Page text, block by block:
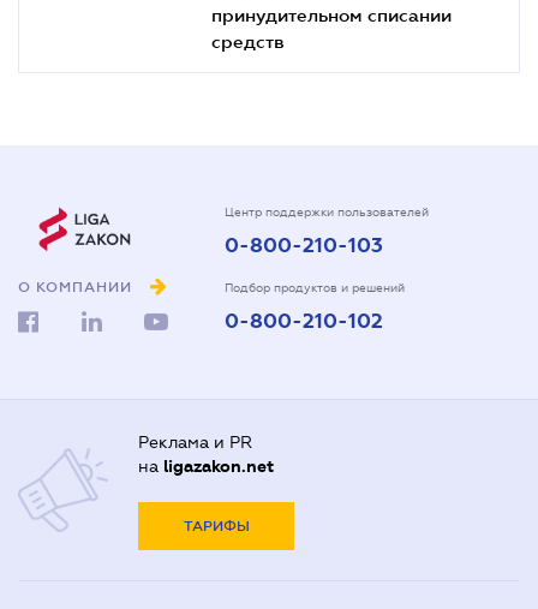
принудительном списании
средств
О КОМПАНИИ
Центр поддержки пользователей
0-800-210-103
Подбор продуктов и решений
0-800-210-102
Реклама и PR
на ligazakon.net
ТАРИФЫ